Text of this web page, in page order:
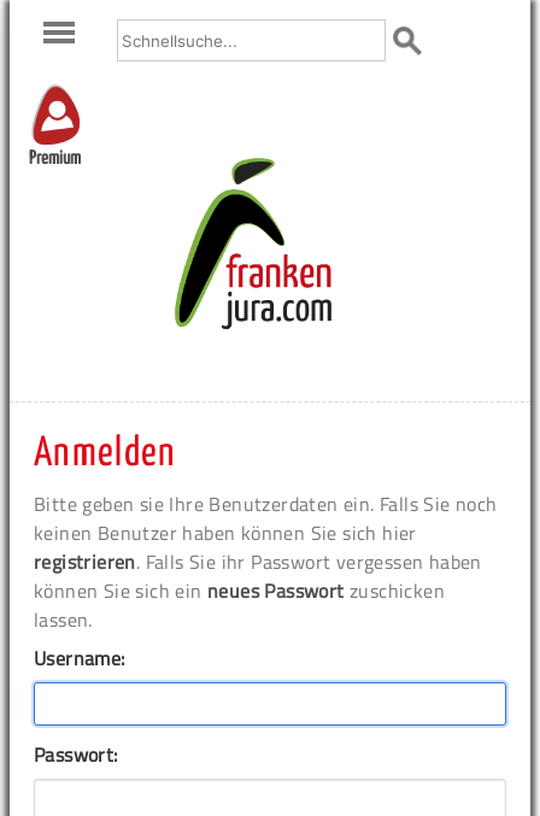
Premium
Anmelden
Bitte geben sie Ihre Benutzerdaten ein. Falls Sie noch
keinen Benutzer haben können Sie sich hier
registrieren. Falls Sie ihr Passwort vergessen haben
können Sie sich ein neues Passwort zuschicken
lassen.
Username:
Passwort: